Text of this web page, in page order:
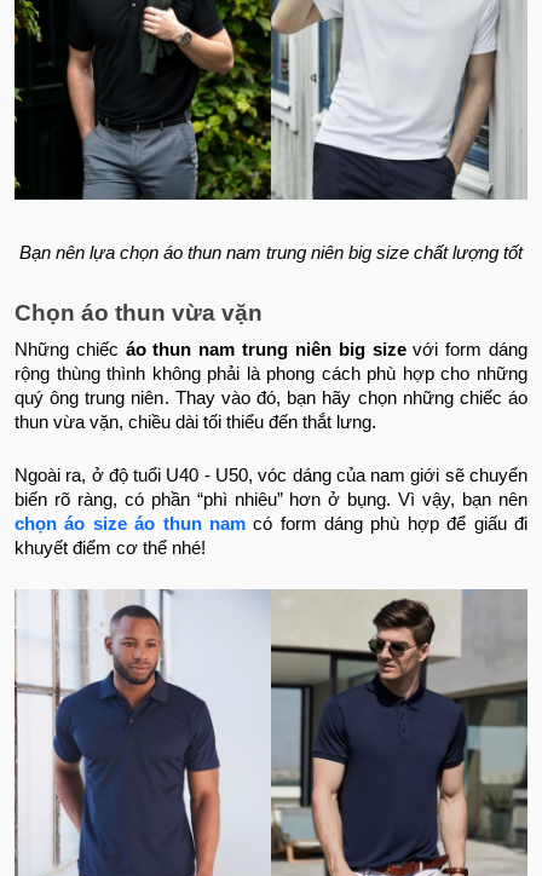
Bạn nên lựa chọn áo thun nam trung niên big size chất lượng tốt
Chọn áo thun vừa vặn
Những chiếc áo thun nam trung niên big sizevới form dáng
rộng thùng thình không phải là phong cách phù hợp cho những
quý ông trung niên. Thay vào đó, bạn hãy chọn những chiếc áo
thun vừa vặn, chiều dài tối thiểu đến thắt lưng.
Ngoài ra, ở độ tuổi U40 - U50, vóc dáng của nam giới sẽ chuyển
biến rõ ràng, có phần “phì nhiêu” hơn ở bụng. Vì vậy, bạn nên
chọn áo size áo thun namcó form dáng phù hợp để giấu đi
khuyết điểm cơ thể nhé!